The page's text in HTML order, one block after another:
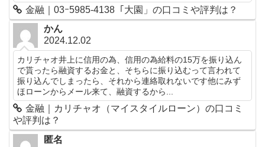
金融｜03ｰ5985-4138「大園」の口コミや評判は？
かん
2024.12.02
カリチャオ井上に信用の為、信用の為給料の15万を振り込ん
で貰ったら融資するお金と、そちらに振り込むって言われて
振り込んでしまったら、それから連絡取れないです他にみず
ほローンからメール来て、融資するから...
金融｜カリチャオ（マイスタイルローン）の口コミ
や評判は？
匿名